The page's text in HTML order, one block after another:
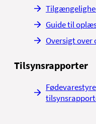
Guide til
Oversigt over
Tilsynsrapporter